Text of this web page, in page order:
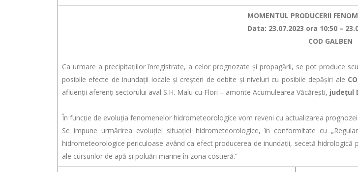
MOMENTUL PRODUCERII
Data: 23.07.2023 ora 10:50 –
COD GALBEN
Ca urmare a precipitaţiilor înregistrate, a celor prognozate şi propagării, se pot produce
posibile efecte de inundaţii locale şi creşteri de debite şi niveluri cu posibile depăşiri ale
afluenții aferenți sectorului aval S.H. Malu cu Flori – amonte Acumulearea Văcărești, județul
În funcție de evoluția fenomenelor hidrometeorologice vom reveni cu actualizarea
Se impune urmărirea evoluției situației hidrometeorologice, în conformitate cu
hidrometeorologice periculoase având ca efect producerea de inundații, secetă
ale cursurilor de apă și poluări marine în zona costieră.”